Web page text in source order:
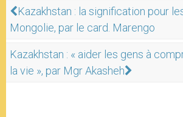
Kazakhstan : la signification pour
Mongolie, par le card. Marengo
Kazakhstan : « aider les gens à
la vie », par Mgr Akasheh